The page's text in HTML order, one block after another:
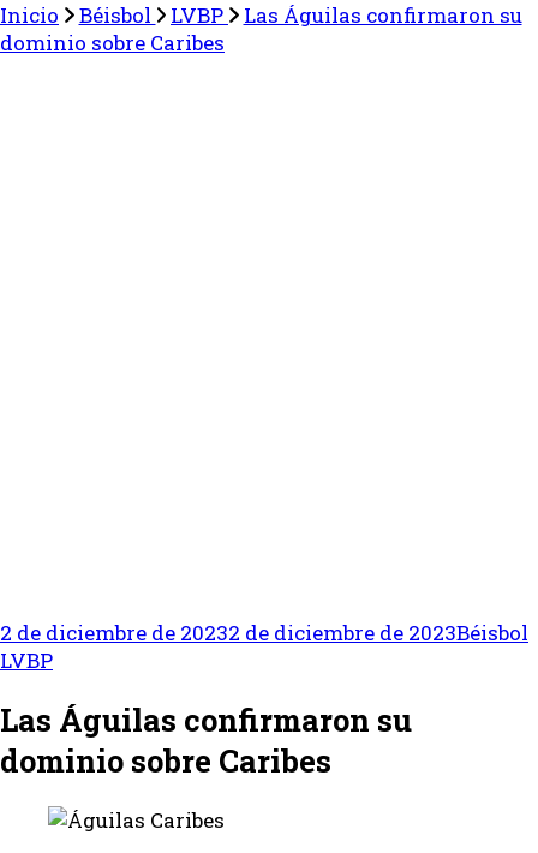
Inicio Béisbol LVBP
Las Águilas confirmaron su
dominio sobre Caribes
2 de diciembre de 20232 de diciembre de 2023Béisbol
LVBP
Las Águilas confirmaron su
dominio sobre Caribes